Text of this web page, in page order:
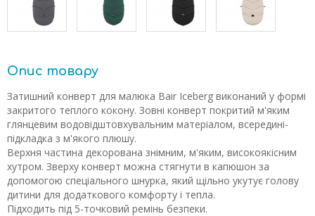
Опис товару
Затишний конверт для малюка Bair Iceberg виконаний у формі
закритого теплого кокону. Зовні конверт покритий м'яким
глянцевим водовідштовхувальним матеріалом, всередині-
підкладка з м'якого плюшу.
Верхня частина декорована знімним, м'яким, високоякісним
хутром. Зверху конверт можна стягнути в капюшон за
допомогою спеціального шнурка, який щільно укутує голову
дитини для додаткового комфорту і тепла.
Підходить під 5-точковий ремінь безпеки.